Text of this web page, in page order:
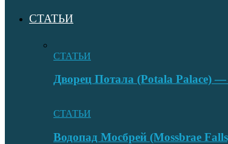
СТАТЬИ
СТАТЬИ
Дворец Потала (Potala Palace)
СТАТЬИ
Водопад Мосбрей (Mossbrae